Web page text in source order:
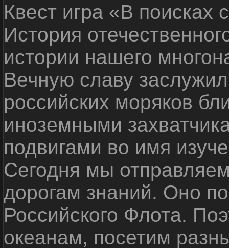
Квест игра «В
История
истории нашего
Вечную славу
российских моряков
иноземными
подвигами во имя
Сегодня мы
дорогам знаний. Оно
Российского Флота.
океанам, посетим